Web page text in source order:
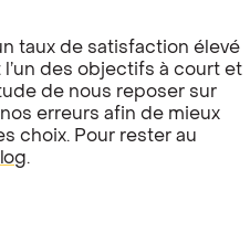
taux de satisfaction élevé
des objectifs à court et
de nous reposer sur
erreurs afin de mieux
choix. Pour rester au
.